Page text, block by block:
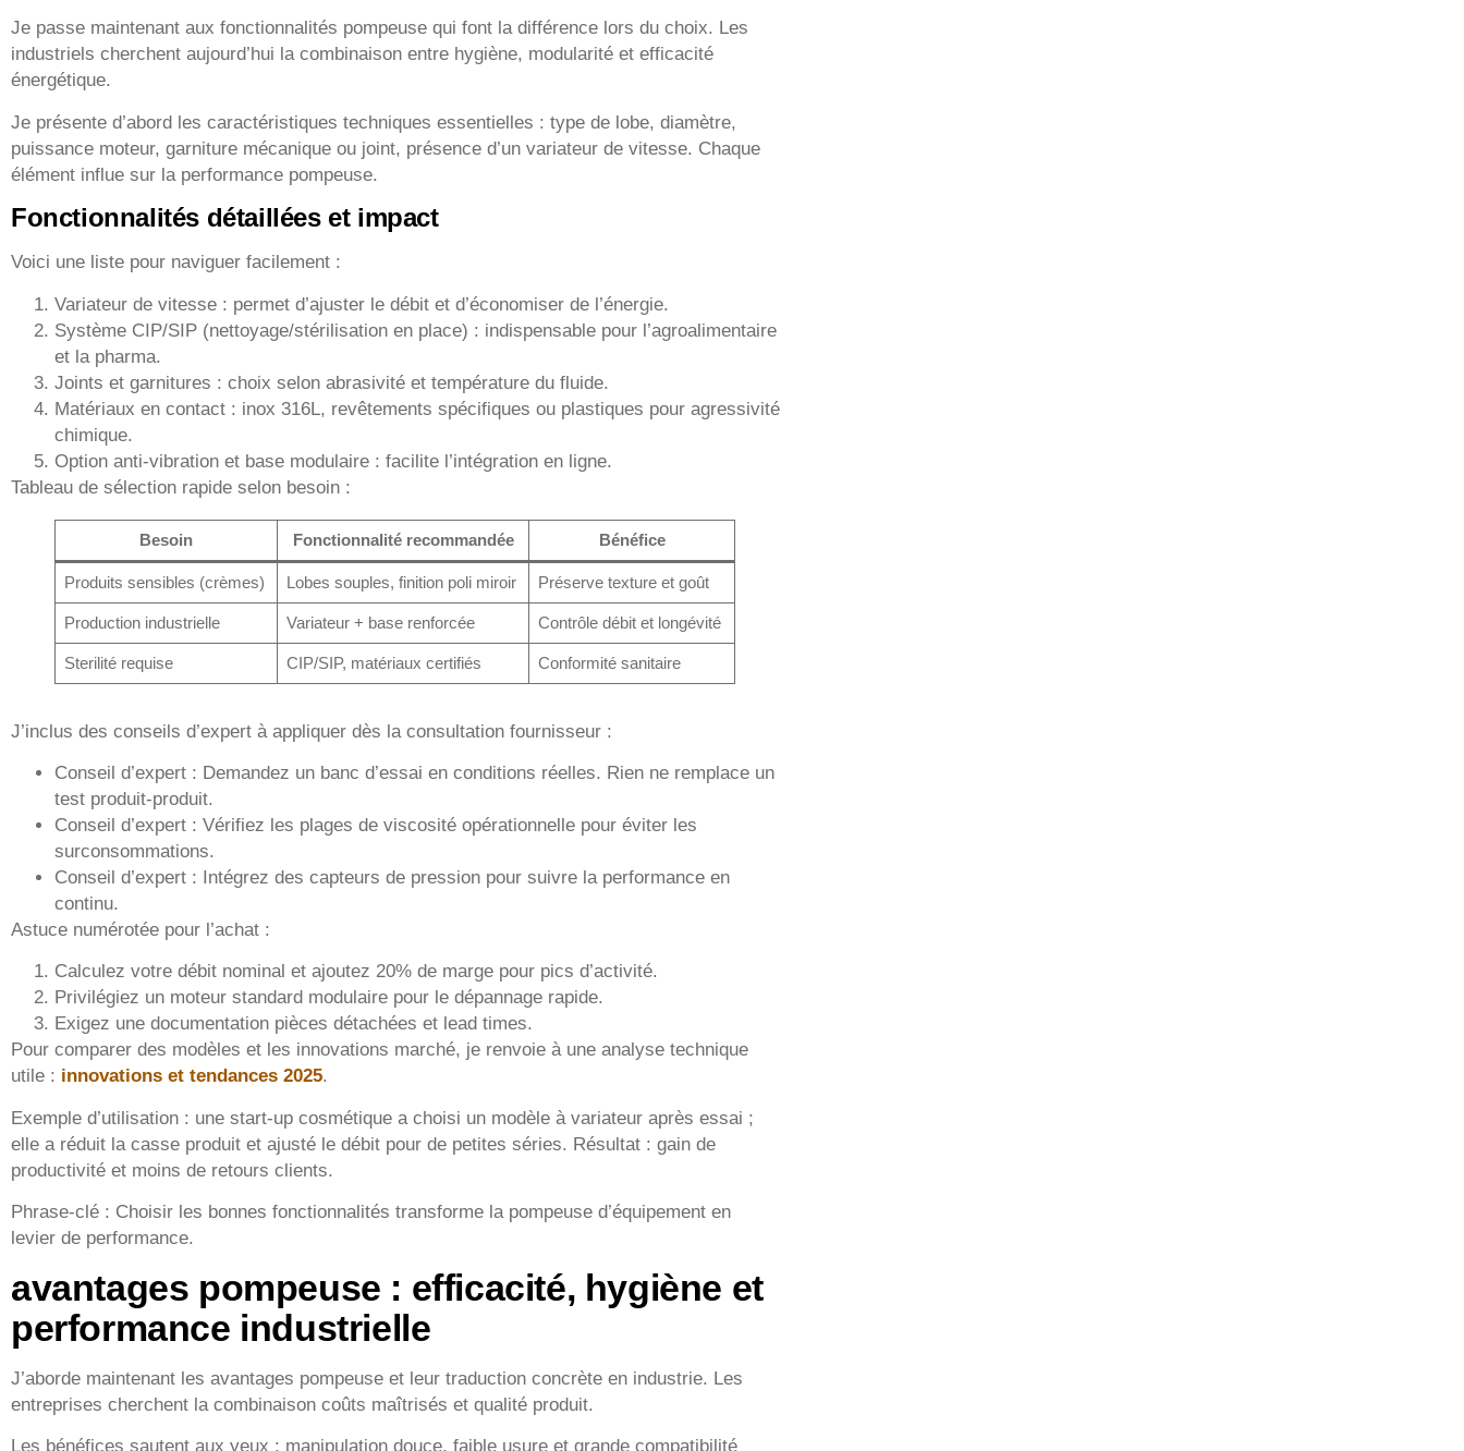
Je passe maintenant aux fonctionnalités pompeuse qui font la différence lors du choix. Les
industriels cherchent aujourd’hui la combinaison entre hygiène, modularité et efficacité
énergétique.
Je présente d’abord les caractéristiques techniques essentielles : type de lobe, diamètre,
puissance moteur, garniture mécanique ou joint, présence d’un variateur de vitesse. Chaque
élément influe sur la performance pompeuse.
Fonctionnalités détaillées et impact
Voici une liste pour naviguer facilement :
Variateur de vitesse : permet d’ajuster le débit et d’économiser de l’énergie.
Système CIP/SIP (nettoyage/stérilisation en place) : indispensable pour l’agroalimentaire
et la pharma.
Joints et garnitures : choix selon abrasivité et température du fluide.
Matériaux en contact : inox 316L, revêtements spécifiques ou plastiques pour agressivité
chimique.
Option anti-vibration et base modulaire : facilite l’intégration en ligne.
Tableau de sélection rapide selon besoin :
Besoin Fonctionnalité recommandée Bénéfice
Produits sensibles (crèmes) Lobes souples, finition poli miroir Préserve texture et goût
Production industrielle Variateur + base renforcée Contrôle débit et longévité
Sterilité requise CIP/SIP, matériaux certifiés Conformité sanitaire
J’inclus des conseils d’expert à appliquer dès la consultation fournisseur :
Conseil d’expert : Demandez un banc d’essai en conditions réelles. Rien ne remplace un
test produit-produit.
Conseil d’expert : Vérifiez les plages de viscosité opérationnelle pour éviter les
surconsommations.
Conseil d’expert : Intégrez des capteurs de pression pour suivre la performance en
continu.
Astuce numérotée pour l’achat :
Calculez votre débit nominal et ajoutez 20% de marge pour pics d’activité.
Privilégiez un moteur standard modulaire pour le dépannage rapide.
Exigez une documentation pièces détachées et lead times.
Pour comparer des modèles et les innovations marché, je renvoie à une analyse technique
utile : innovations et tendances 2025.
Exemple d’utilisation : une start-up cosmétique a choisi un modèle à variateur après essai ;
elle a réduit la casse produit et ajusté le débit pour de petites séries. Résultat : gain de
productivité et moins de retours clients.
Phrase-clé : Choisir les bonnes fonctionnalités transforme la pompeuse d’équipement en
levier de performance.
avantages pompeuse : efficacité, hygiène et
performance industrielle
J’aborde maintenant les avantages pompeuse et leur traduction concrète en industrie. Les
entreprises cherchent la combinaison coûts maîtrisés et qualité produit.
Les bénéfices sautent aux yeux : manipulation douce, faible usure et grande compatibilité